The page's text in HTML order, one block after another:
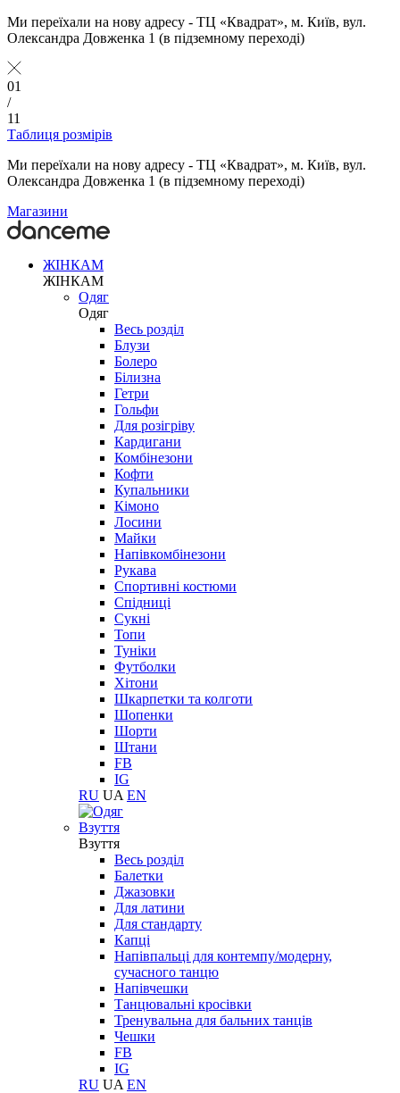
Ми переїхали на нову адресу - ТЦ «Квадрат», м. Київ, вул.
Олександра Довженка 1 (в підземному переході)
01
/
11
Таблиця розмірів
Ми переїхали на нову адресу - ТЦ «Квадрат», м. Київ, вул.
Олександра Довженка 1 (в підземному переході)
Магазини
ЖІНКАМ
ЖІНКАМ
Одяг
Одяг
Весь розділ
Блузи
Болеро
Білизна
Гетри
Гольфи
Для розігріву
Кардигани
Комбінезони
Кофти
Купальники
Кімоно
Лосини
Майки
Напівкомбінезони
Рукава
Спортивні костюми
Спідниці
Сукні
Топи
Туніки
Футболки
Хітони
Шкарпетки та колготи
Шопенки
Шорти
Штани
FB
IG
RU UA EN
Взуття
Взуття
Весь розділ
Балетки
Джазовки
Для латини
Для стандарту
Капці
Напівпальці для контемпу/модерну,
сучасного танцю
Напівчешки
Танцювальні кросівки
Тренувальна для бальних танців
Чешки
FB
IG
RU UA EN